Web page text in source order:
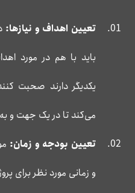
تعیین اهداف و نیازها:
باید با هم در مورد
یکدیگر دارند صحبت
می‌کند تا در یک جهت و
تعیین بودجه و زمان:
و زمانی مورد نظر برای